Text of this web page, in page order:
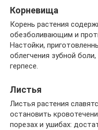
Корневища
Корень растения
обезболивающим и
Настойки,
облегчения зубной
герпесе.
Листья
Листья растения
остановить
порезах и ушибах: